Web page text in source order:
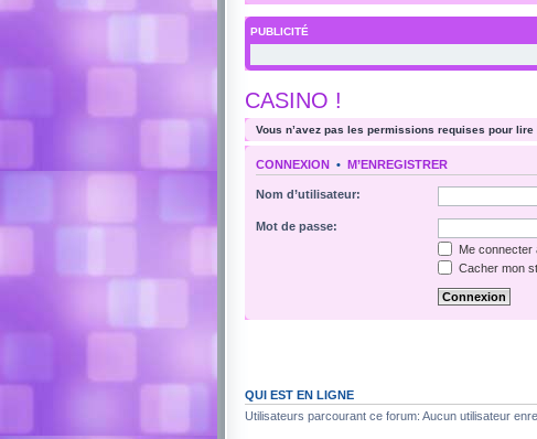
PUBLICITÉ
CASINO !
Vous n’avez pas les permissions requises pour lire
CONNEXION • M’ENREGISTRER
Nom d’utilisateur:
Mot de passe:
Me connecter
Cacher mon
QUI EST EN LIGNE
Utilisateurs parcourant ce forum: Aucun utilisateur